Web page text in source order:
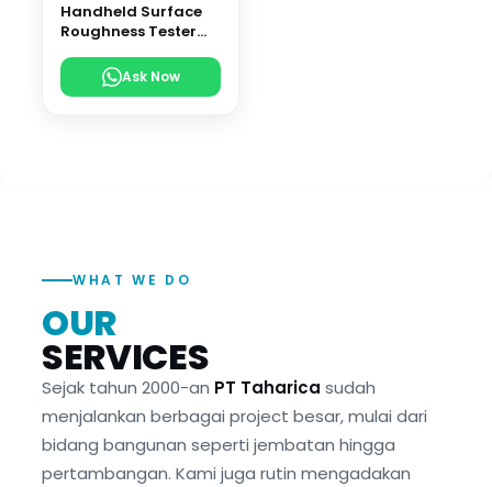
Handheld Surface
Roughness Tester
Ask Now
WHAT WE DO
OUR
SERVICES
Sejak tahun 2000-an PT Taharica sudah
menjalankan berbagai project besar, mulai dari
bidang bangunan seperti jembatan hingga
pertambangan. Kami juga rutin mengadakan